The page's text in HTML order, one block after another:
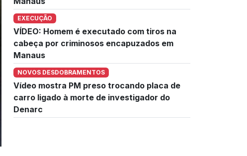
EXECUÇÃO
VÍDEO: Homem é executado com tiros na
cabeça por criminosos encapuzados em
Manaus
NOVOS DESDOBRAMENTOS
Vídeo mostra PM preso trocando placa de
carro ligado à morte de investigador do
Denarc